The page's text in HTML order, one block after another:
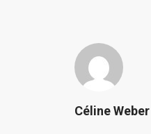
Céline Weber